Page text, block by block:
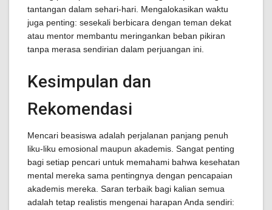
tantangan dalam sehari-hari. Mengalokasikan waktu
juga penting: sesekali berbicara dengan teman dekat
atau mentor membantu meringankan beban pikiran
tanpa merasa sendirian dalam perjuangan ini.
Kesimpulan dan
Rekomendasi
Mencari beasiswa adalah perjalanan panjang penuh
liku-liku emosional maupun akademis. Sangat penting
bagi setiap pencari untuk memahami bahwa kesehatan
mental mereka sama pentingnya dengan pencapaian
akademis mereka. Saran terbaik bagi kalian semua
adalah tetap realistis mengenai harapan Anda sendiri: